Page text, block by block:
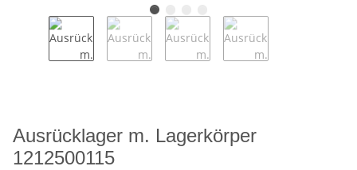
Ausrücklager m. Lagerkörper
1212500115